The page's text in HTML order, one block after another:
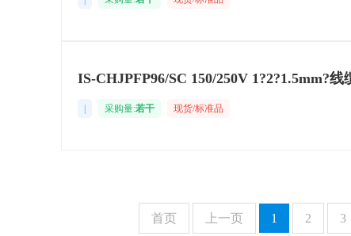
IS-CHJPFP96/SC 150/250V 1?2?1.5mm?
采购量:若干 现货/标准品
首页 上一页 1 2 3